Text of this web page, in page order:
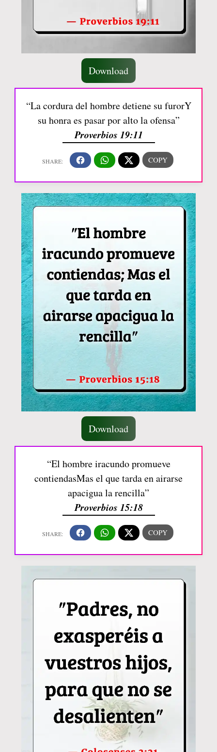
Download
“La cordura del hombre detiene su furorY
su honra es pasar por alto la ofensa”
Proverbios 19:11
Download
“El hombre iracundo promueve
contiendasMas el que tarda en airarse
apacigua la rencilla”
Proverbios 15:18